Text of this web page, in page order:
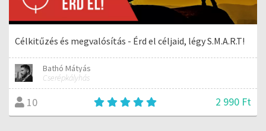
Célkitűzés és megvalósítás - Érd el céljaid, légy S.M.A.R.T!
Bathó Mátyás
Cserépkályhás
10 2 990 Ft